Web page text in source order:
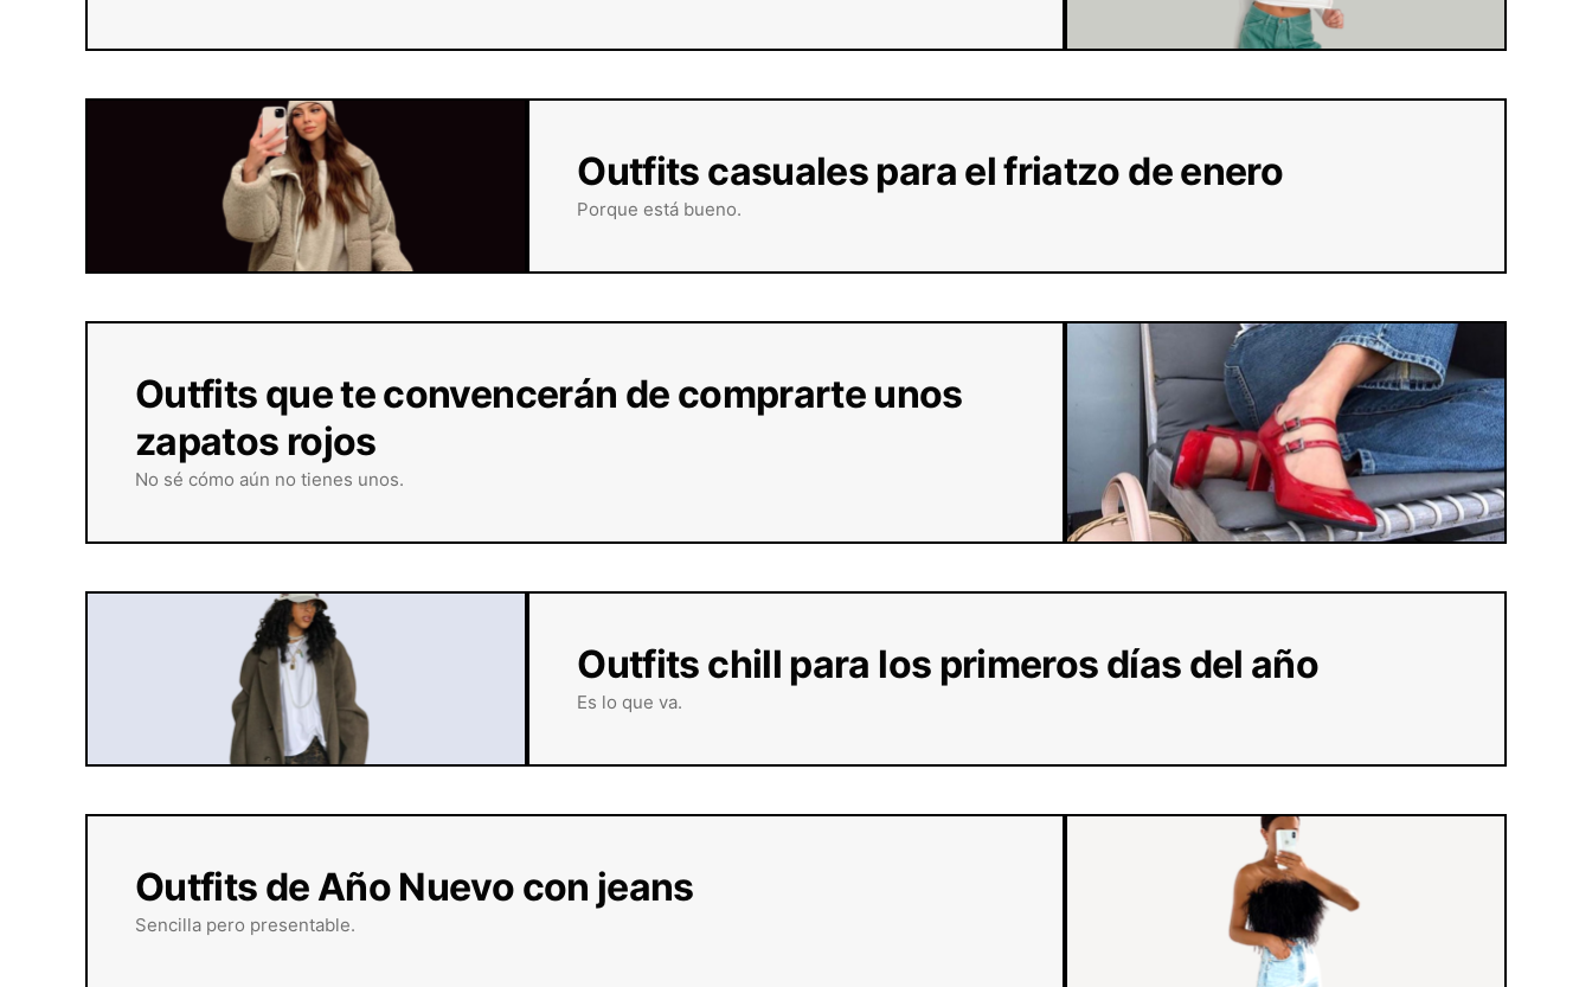
Outfits casuales para el friatzo de enero
Porque está bueno.
Outfits que te convencerán de comprarte unos
zapatos rojos
No sé cómo aún no tienes unos.
Outfits chill para los primeros días del año
Es lo que va.
Outfits de Año Nuevo con jeans
Sencilla pero presentable.